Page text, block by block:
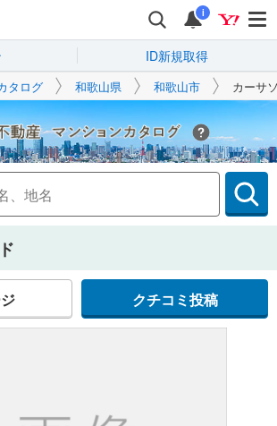
i
ID新規取得
タログ 和歌山県 和歌山市 カーサ
Yahoo!不動産
クチコミ投稿